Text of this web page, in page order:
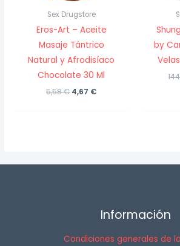
Sex Drugstore
Eros-Art – Aceite
Masaje Tántrico
Natural y Afrodisíaco
Chocolate 30 Ml
5,58€ El
4,67 €El
by
Información
Condiciones generales de